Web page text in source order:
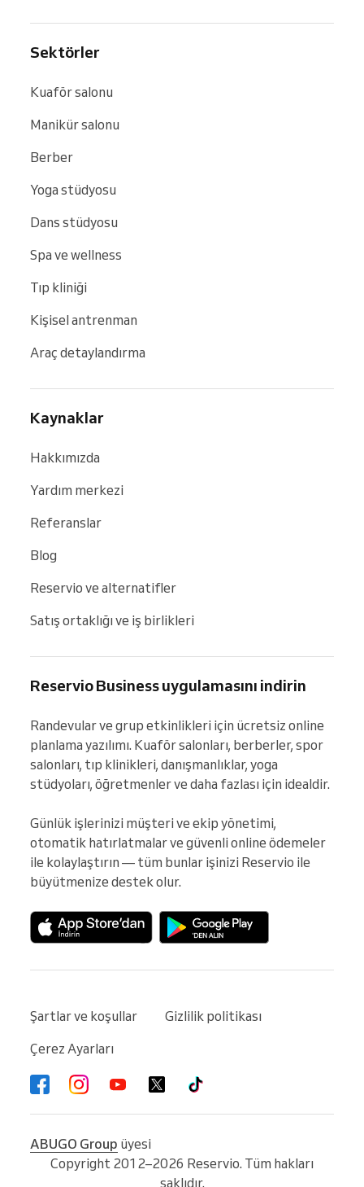
Sektörler
Kuaför salonu
Manikür salonu
Berber
Yoga stüdyosu
Dans stüdyosu
Spa ve wellness
Tıp kliniği
Kişisel antrenman
Araç detaylandırma
Kaynaklar
Hakkımızda
Yardım merkezi
Referanslar
Blog
Reservio ve alternatifler
Satış ortaklığı ve iş birlikleri
Reservio Business uygulamasını indirin
Randevular ve grup etkinlikleri için ücretsiz online
planlama yazılımı. Kuaför salonları, berberler, spor
salonları, tıp klinikleri, danışmanlıklar, yoga
stüdyoları, öğretmenler ve daha fazlası için idealdir.
Günlük işlerinizi müşteri ve ekip yönetimi,
otomatik hatırlatmalar ve güvenli online ödemeler
ile kolaylaştırın — tüm bunlar işinizi Reservio ile
büyütmenize destek olur.
Şartlar ve koşullar
Gizlilik politikası
Çerez Ayarları
ABUGO Group üyesi
Copyright 2012–2026 Reservio. Tüm hakları
saklıdır.